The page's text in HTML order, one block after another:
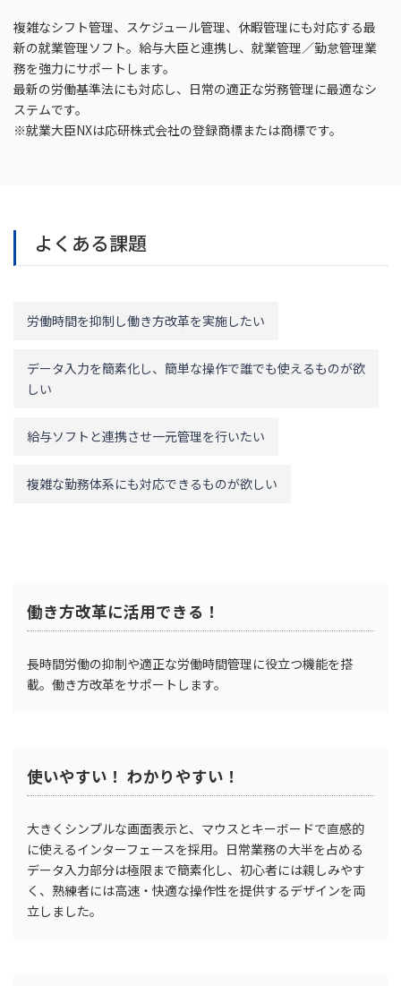
複雑なシフト管理、スケジュール管理、休暇管理にも対応する最
新の就業管理ソフト。給与大臣と連携し、就業管理／勤怠管理業
務を強力にサポートします。
最新の労働基準法にも対応し、日常の適正な労務管理に最適なシ
ステムです。
※就業大臣NXは応研株式会社の登録商標または商標です。
よくある課題
労働時間を抑制し働き方改革を実施したい
データ入力を簡素化し、簡単な操作で誰でも使えるものが欲
しい
給与ソフトと連携させ一元管理を行いたい
複雑な勤務体系にも対応できるものが欲しい
働き方改革に活用できる！
長時間労働の抑制や適正な労働時間管理に役立つ機能を搭
載。働き方改革をサポートします。
使いやすい！ わかりやすい！
大きくシンプルな画面表示と、マウスとキーボードで直感的
に使えるインターフェースを採用。日常業務の大半を占める
データ入力部分は極限まで簡素化し、初心者には親しみやす
く、熟練者には高速・快適な操作性を提供するデザインを両
立しました。